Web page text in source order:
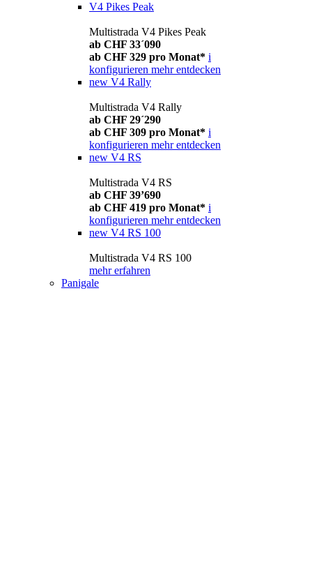
V4 Pikes Peak
Multistrada V4 Pikes Peak
ab CHF 33´090
ab CHF 329 pro Monat* i
konfigurieren mehr entdecken
new V4 Rally
Multistrada V4 Rally
ab CHF 29´290
ab CHF 309 pro Monat* i
konfigurieren mehr entdecken
new V4 RS
Multistrada V4 RS
ab CHF 39’690
ab CHF 419 pro Monat* i
konfigurieren mehr entdecken
new V4 RS 100
Multistrada V4 RS 100
mehr erfahren
Panigale